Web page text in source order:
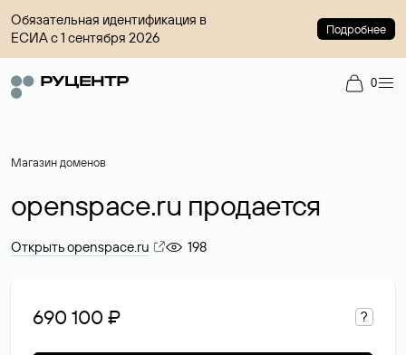
Обязательная идентификация в
ЕСИА с 1 сентября 2026
Подробнее
0
Магазин доменов
openspace.ru продается
Открыть openspace.ru 198
690 100 ₽ ?